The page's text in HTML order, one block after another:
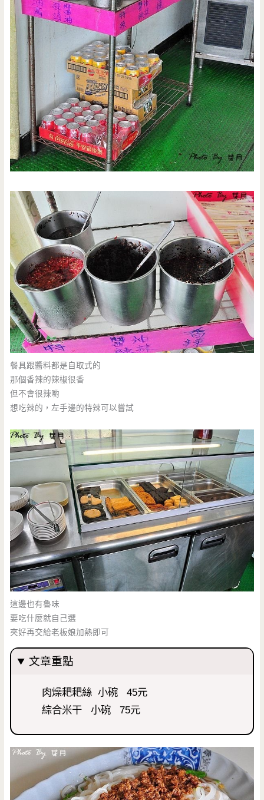
餐具跟醬料都是自取式的
那個香辣的辣椒很香
但不會很辣喲
想吃辣的，左手邊的特辣可以嘗試
這邊也有魯味
要吃什麼就自己選
夾好再交給老板娘加熱即可
文章重點
肉燥耙耙絲 小碗 45元
綜合米干 小碗 75元